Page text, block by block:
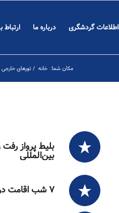
اطلاعات گردشگری درباره ما ارتباط
مکان شما: خانه / تورهای خارجی
بلیط پرواز
بین‌المللی
۷ شب اقامت در هتل با صبحانه